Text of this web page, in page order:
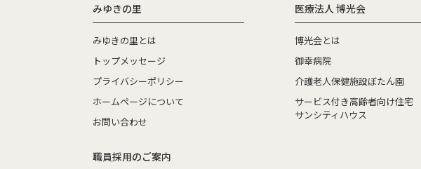
みゆきの里
みゆきの里とは
トップメッセージ
プライバシーポリシー
ホームページについて
お問い合わせ
職員採用のご案内
医療法人 博光会
博光会とは
御幸病院
介護老人保健施設ぼたん園
サービス付き高齢者向け住宅
サンシティハウス